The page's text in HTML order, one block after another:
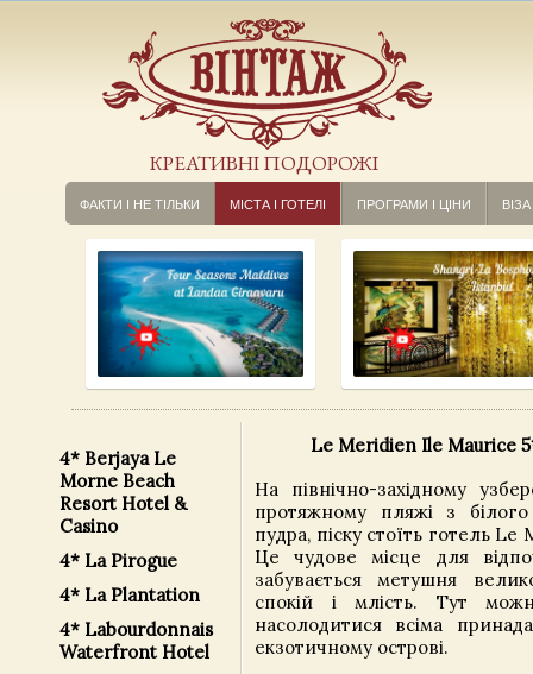
КРЕАТИВНІ ПОДОРОЖІ
ФАКТИ І НЕ ТІЛЬКИ МІСТА І ГОТЕЛІ ПРОГРАМИ І ЦІНИ ВІЗА
4* Berjaya Le
Morne Beach
Resort Hotel &
Casino
4* La Pirogue
4* La Plantation
4* Labourdonnais
Waterfront Hotel
Le Meridien Ile Maurice
На північно-західному
протяжному пляжі з
пудра, піску стоїть готель
Це чудове місце для
забувається метушня
спокій і млість. Тут
насолодитися всіма
екзотичному острові.